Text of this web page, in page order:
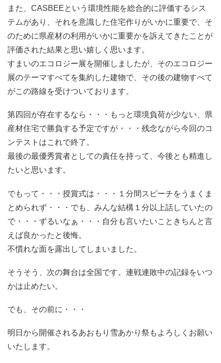
また、CASBEEという環境性能を総合的に評価するシス
テムがあり、それを意識した住宅作りがいかに重要で、そ
のために県産材の利用がいかに重要かを訴えてきたことが
評価された結果と思い嬉しく思います。
すまいのエコロジー展を開催しましたが、そのエコロジー
展のテーマすべてを集約した建物で、その後の建物すべて
がこの路線を受けついております。
第四回が存在するなら・・・もっと環境負荷が少ない、県
産材住宅で勝負する予定ですが・・・残念ながら今回のコ
ンテストはこれで終了。
最後の最優秀賞者としての責任を持って、今後とも精進し
たいと思います。
でもって・・・授賞式は・・・１分間スピーチをうまくま
とめられず・・・でも、みんな結構１分以上話していたの
で・・・ずるいなぁ・・・自分も言いたいこときちんと言
えば良かったと後悔。
不慣れな面を露出してしまいました。
そうそう、次の舞台は全国です。連戦連敗中の記録をいつ
かは止めたい。
でも、その前に・・・
明日から開催されるあおもり雪あかり祭もよろしくお願い
いたします。